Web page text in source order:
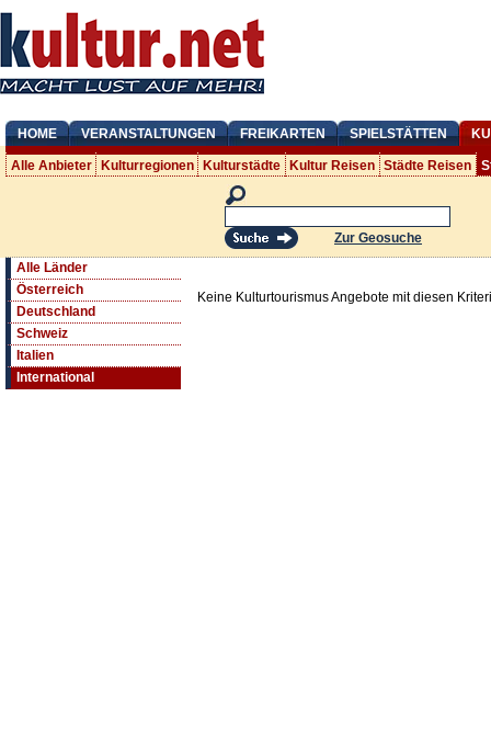
HOME VERANSTALTUNGEN FREIKARTEN SPIELSTÄTTEN
Alle Anbieter Kulturregionen Kulturstädte Kultur Reisen Städte Reisen
Zur Geosuche
Alle Länder
Österreich
Deutschland
Schweiz
Italien
International
Keine Kulturtourismus Angebote mit diesen